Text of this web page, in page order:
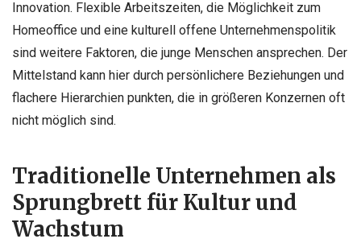
Innovation. Flexible Arbeitszeiten, die Möglichkeit zum
Homeoffice und eine kulturell offene Unternehmenspolitik
sind weitere Faktoren, die junge Menschen ansprechen. Der
Mittelstand kann hier durch persönlichere Beziehungen und
flachere Hierarchien punkten, die in größeren Konzernen oft
nicht möglich sind.
Traditionelle Unternehmen als
Sprungbrett für Kultur und
Wachstum